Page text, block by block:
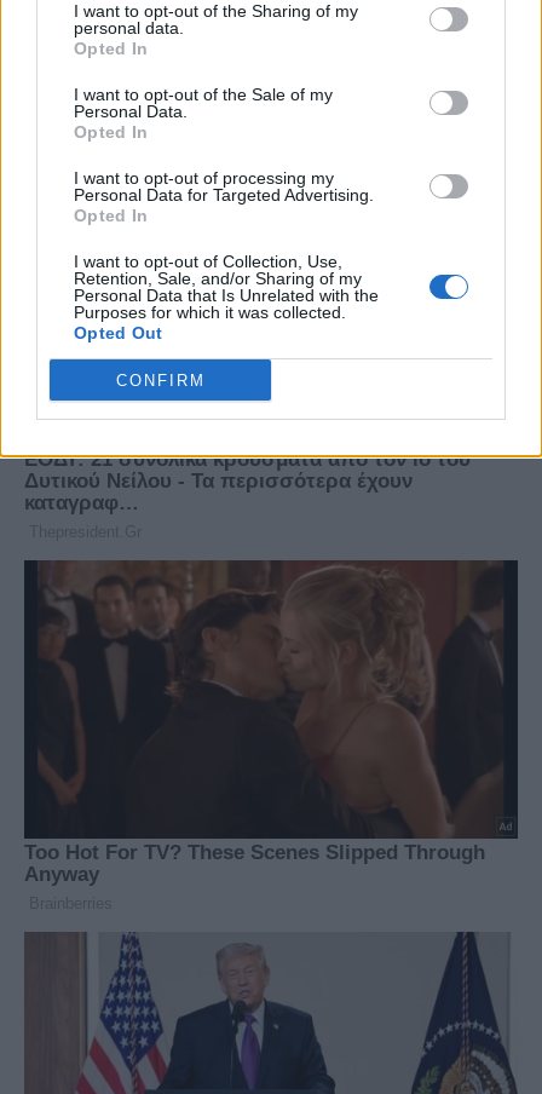
I want to opt-out of the Sharing of my
personal data.
Opted In
I want to opt-out of the Sale of my
Personal Data.
Opted In
I want to opt-out of processing my
Personal Data for Targeted Advertising.
Opted In
I want to opt-out of Collection, Use,
Retention, Sale, and/or Sharing of my
Personal Data that Is Unrelated with the
Purposes for which it was collected.
Opted Out
CONFIRM